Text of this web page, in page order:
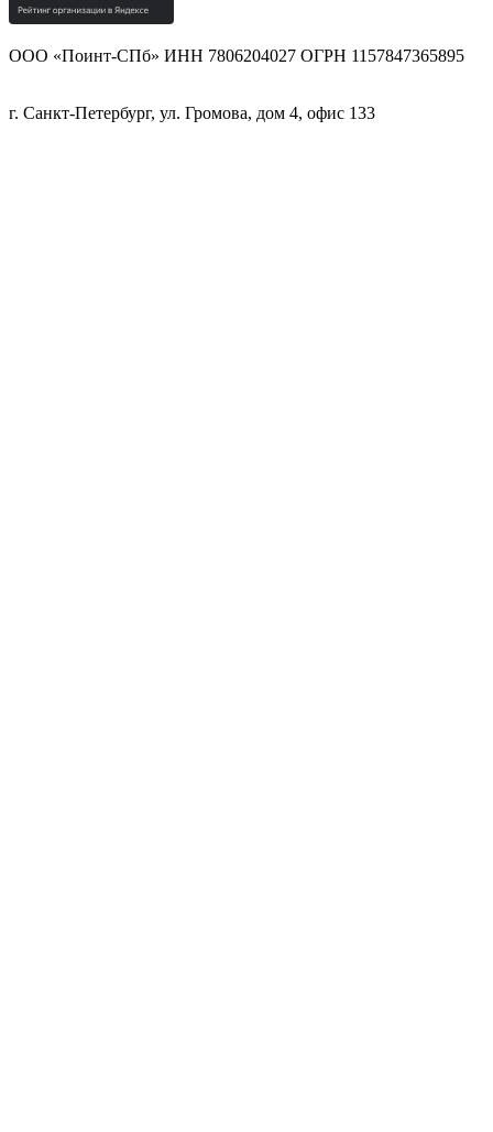
ООО «Поинт-СПб» ИНН 7806204027 ОГРН 1157847365895
г. Санкт-Петербург, ул. Громова, дом 4, офис 133